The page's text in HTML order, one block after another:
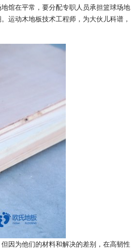
馆在平常，要分配专职人员承担篮球场地
运动木地板技术工程师，为大伙儿科谱，
因为他们的材料和解决的差别，在高韧性